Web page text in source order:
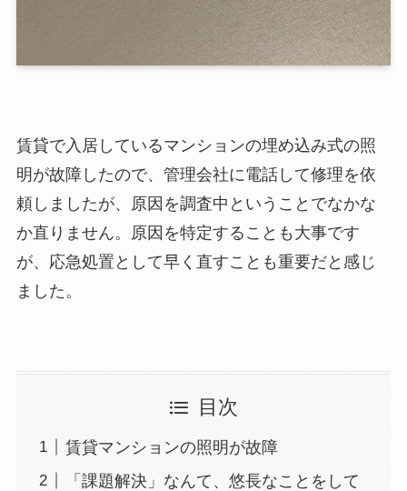
賃貸で入居しているマンションの埋め込み式の照
明が故障したので、管理会社に電話して修理を依
頼しましたが、原因を調査中ということでなかな
か直りません。原因を特定することも大事です
が、応急処置として早く直すことも重要だと感じ
ました。
目次
賃貸マンションの照明が故障
「課題解決」なんて、悠長なことをして